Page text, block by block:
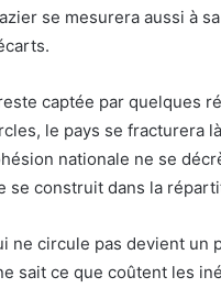
se mesurera aussi à
captée par quelques
le pays se fracturera
nationale ne se
se construit dans la
ne circule pas devient un
sait ce que coûtent les